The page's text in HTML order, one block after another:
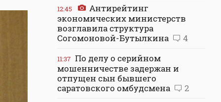
12:45
Антирейтинг
экономических министерств
возглавила структура
Согомоновой-Бутылкина
4
11:37 По делу о серийном
мошенничестве задержан и
отпущен сын бывшего
саратовского омбудсмена
2